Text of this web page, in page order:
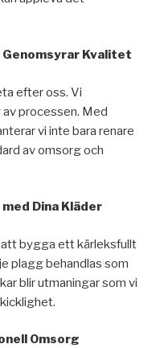
Kvalitet
efter oss. Vi
processen. Med
vi inte bara renare
av omsorg och
Dina Kläder
bygga ett kärleksfullt
plagg behandlas som
blir utmaningar som vi
Omsorg